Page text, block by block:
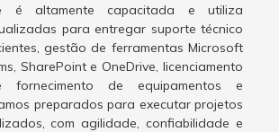
é altamente capacitada e utiliza
para entregar suporte técnico
gestão de ferramentas Microsoft
SharePoint e OneDrive, licenciamento
fornecimento de equipamentos e
preparados para executar projetos
com agilidade, confiabilidade e